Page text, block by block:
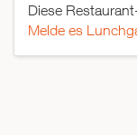
Diese
Melde es